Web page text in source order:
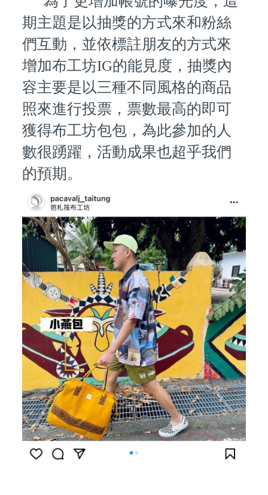
期主題是以抽獎的方式來和粉絲
們互動，並依標註朋友的方式來
增加布工坊IG的能見度，抽獎內
容主要是以三種不同風格的商品
照來進行投票，票數最高的即可
獲得布工坊包包，為此參加的人
數很踴躍，活動成果也超乎我們
的預期。